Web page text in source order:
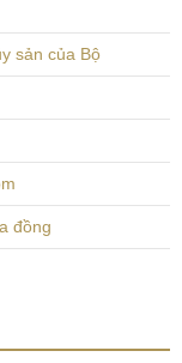
sản của Bộ
đồng